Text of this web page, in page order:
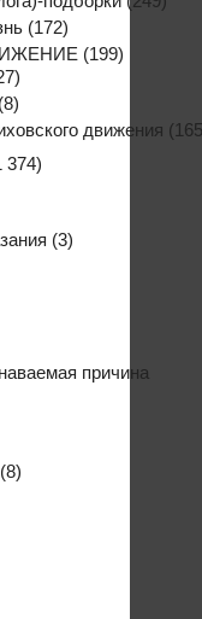
(172)
(199)
(8)
движения
374)
(3)
причина
(8)